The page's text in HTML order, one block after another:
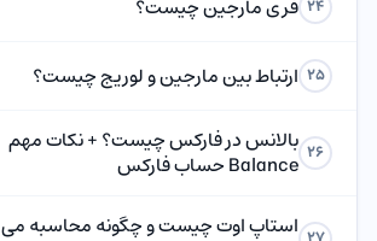
24 فری مارجین چیست؟
25 ارتباط بین مارجین و لوریج چیست؟
26 بالانس در فارکس چیست؟ + نکات مهم
Balance حساب فارکس
استاپ اوت چیست و چگونه محاسبه می